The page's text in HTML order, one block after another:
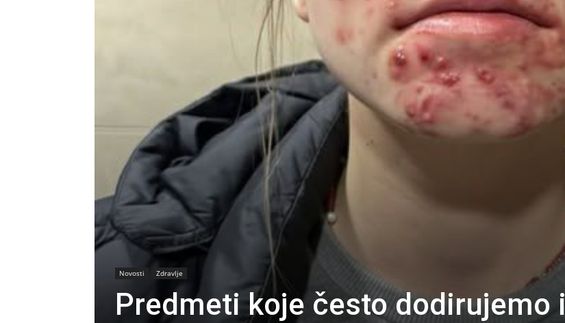
Novosti Zdravlje
Predmeti koje često dodirujemo i